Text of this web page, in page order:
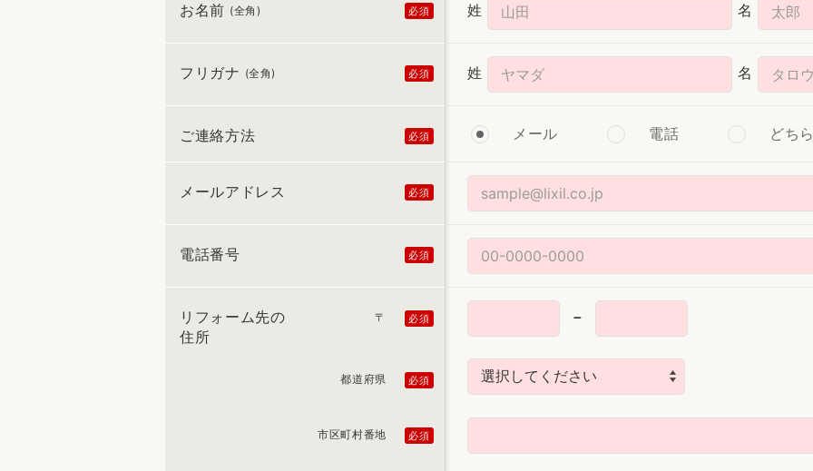
お名前 (全角) 姓 名
フリガナ (全角) 姓 名
ご連絡方法 メール 電話 どち
メールアドレス
電話番号
リフォーム先の
住所
〒 －
都道府県
市区町村番地